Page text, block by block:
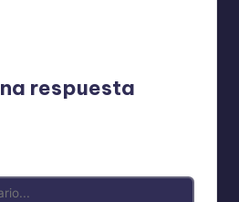
respuesta